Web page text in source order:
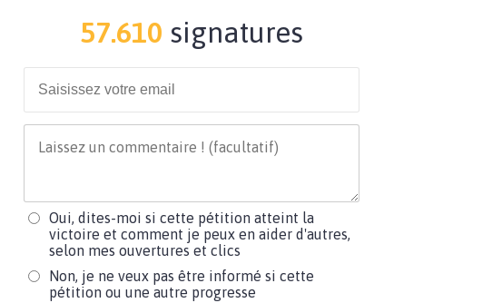
57.610 signatures
Oui, dites-moi si cette pétition atteint la
victoire et comment je peux en aider d'autres,
selon mes ouvertures et clics
Non, je ne veux pas être informé si cette
pétition ou une autre progresse